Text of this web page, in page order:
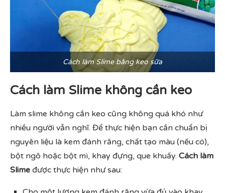
Cách làm Slime bằng keo sữa
Cách làm Slime không cần keo
Làm slime không cần keo cũng không quá khó như
nhiều người vẫn nghĩ. Để thực hiện bạn cần chuẩn bị
nguyên liệu là kem đánh răng, chất tạo màu (nếu có),
bột ngô hoặc bột mì, khay đựng, que khuấy. Cách làm
Slime được thực hiện như sau: